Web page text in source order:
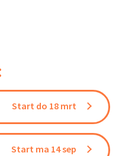
Start do 18 mrt
Start ma 14 sep